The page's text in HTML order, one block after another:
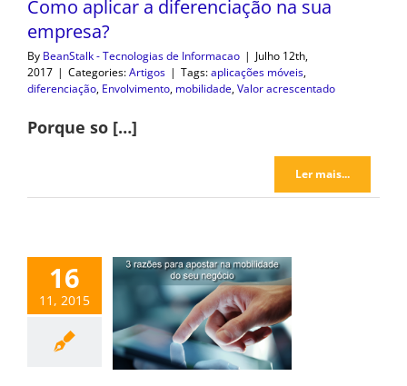
Como aplicar a diferenciação na sua
empresa?
By BeanStalk - Tecnologias de Informacao | Julho 12th,
2017 | Categories:Artigos | Tags:aplicações móveis,
diferenciação, Envolvimento, mobilidade,Valor acrescentado
Porque so […]
Ler mais...
16
11, 2015